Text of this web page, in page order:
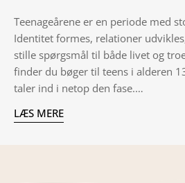
Teenageårene er en periode med
Identitet formes, relationer
stille spørgsmål til både livet og
finder du bøger til teens i alderen
taler ind i netop den fase.
Det er bøger, der tager unge
LÆS MERE